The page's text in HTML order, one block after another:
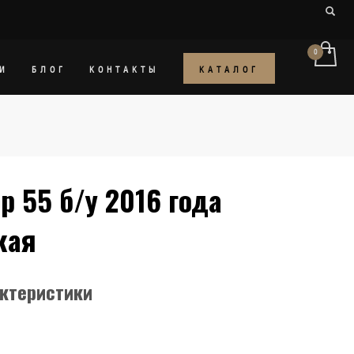
БЛОГ КОНТАКТЫ КАТАЛОГ
55 б/у 2016 года